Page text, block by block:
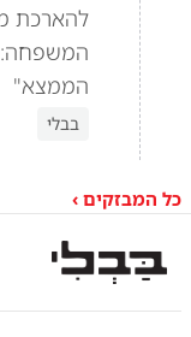
להארכת
המשפחה:
הממצא"
בבלי
כל המבזקים ›